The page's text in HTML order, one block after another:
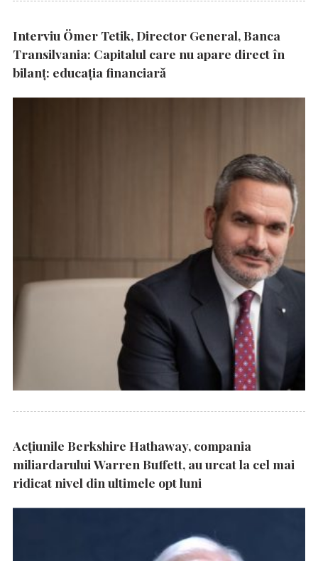
Interviu Ömer Tetik, Director General, Banca
Transilvania: Capitalul care nu apare direct în
bilanț: educația financiară
Acțiunile Berkshire Hathaway, compania
miliardarului Warren Buffett, au urcat la cel mai
ridicat nivel din ultimele opt luni